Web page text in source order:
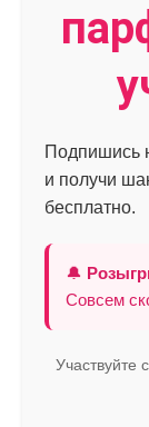
Подпишись
и получи
бесплатно.
🔔
Совсем
Участвуйте